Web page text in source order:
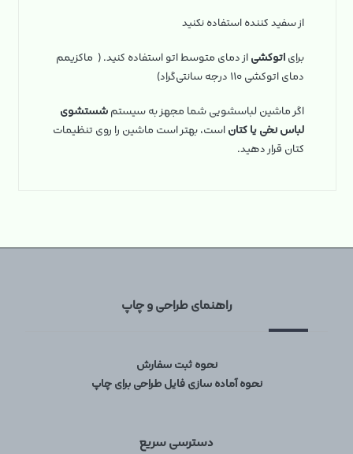
از سفید کننده استفاده نکنید
برایاتوکشیاز دمای متوسط اتو استفاده کنید. ( ماکزیمم
دمای اتوکشی ۱۱۰ درجه سانتی‌گراد)
اگر ماشین لباسشویی شما مجهز به سیستمشستشوی
لباس نخی یا کتاناست، بهتر است ماشین را روی تنظیمات
کتان قرار دهید.
راهنمای طراحی و چاپ
نحوه ثبت سفارش
نحوه آماده سازی فایل طراحی برای چاپ
دسترسی سریع